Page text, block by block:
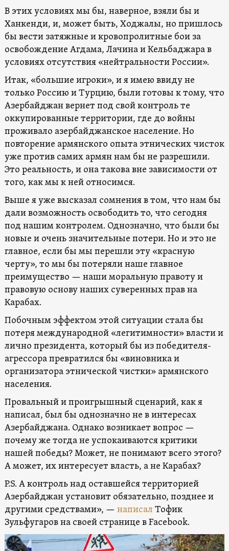
В этих условиях мы бы, наверное, взяли бы и
Ханкенди, и, может быть, Ходжалы, но пришлось
бы вести затяжные и кровопролитные бои за
освобождение Агдама, Лачина и Кельбаджара в
условиях отсутствия «нейтральности России».
Итак, «большие игроки», и я имею ввиду не
только Россию и Турцию, были готовы к тому, что
Азербайджан вернет под свой контроль те
оккупированные территории, где до войны
проживало азербайджанское население. Но
повторение армянского опыта этнических чисток
уже против самих армян нам бы не разрешили.
Это реальность, и она такова вне зависимости от
того, как мы к ней относимся.
Выше я уже высказал сомнения в том, что нам бы
дали возможность освободить то, что сегодня
под нашим контролем. Однозначно, что были бы
новые и очень значительные потери. Но и это не
главное, если бы мы перешли эту «красную
черту», то мы бы потеряли наше главное
преимущество — наши моральную правоту и
правовую основу наших суверенных прав на
Карабах.
Побочным эффектом этой ситуации стала бы
потеря международной «легитимности» власти и
лично президента, который бы из победителя-
агрессора превратился бы «виновника и
организатора этнической чистки» армянского
населения.
Провальный и проигрышный сценарий, как я
написал, был бы однозначно не в интересах
Азербайджана. Однако возникает вопрос —
почему же тогда не успокаиваются критики
нашей победы? Может, не понимают всего этого?
А может, их интересует власть, а не Карабах?
P.S. А контроль над оставшейся территорией
Азербайджан установит обязательно, позднее и
другими средствами», — написал Тофик
Зульфугаров на своей странице в Facebook.